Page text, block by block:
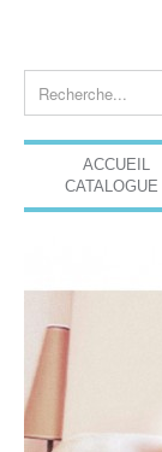
ACCUEIL
CATALOGUE